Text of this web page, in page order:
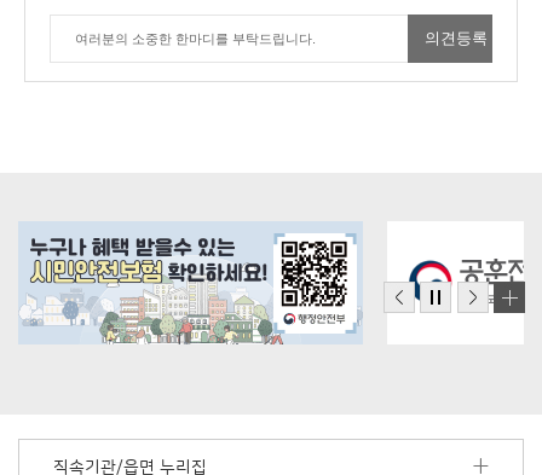
직속기관/읍면 누리집